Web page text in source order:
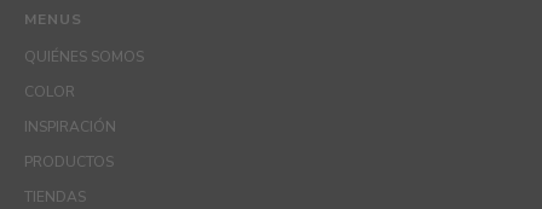
MENUS
QUIÉNES SOMOS
COLOR
INSPIRACIÓN
PRODUCTOS
TIENDAS